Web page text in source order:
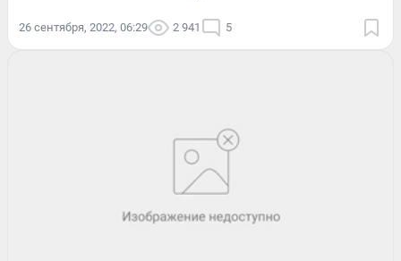
26 сентября, 2022, 06:29 2 941 5